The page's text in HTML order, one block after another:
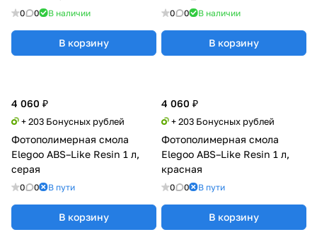
0 0 В наличии
В корзину
0 0 В наличии
В корзину
4 060 ₽
+ 203 Бонусных рублей
Фотополимерная смола
Elegoo ABS–Like Resin 1 л,
серая
0 0 В пути
В корзину
4 060 ₽
+ 203 Бонусных рублей
Фотополимерная смола
Elegoo ABS–Like Resin 1 л,
красная
0 0 В пути
В корзину